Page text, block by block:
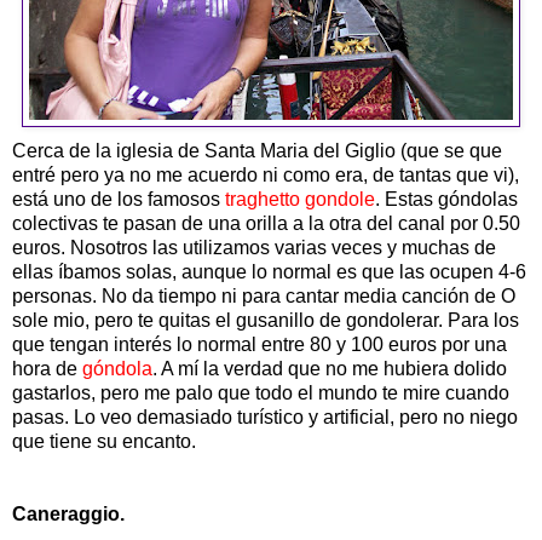
Cerca de la iglesia de Santa Maria del Giglio (que se que
entré pero ya no me acuerdo ni como era, de tantas que vi),
está uno de los famosos traghetto gondole. Estas góndolas
colectivas te pasan de una orilla a la otra del canal por 0.50
euros. Nosotros las utilizamos varias veces y muchas de
ellas íbamos solas, aunque lo normal es que las ocupen 4-6
personas. No da tiempo ni para cantar media canción de O
sole mio, pero te quitas el gusanillo de gondolerar. Para los
que tengan interés lo normal entre 80 y 100 euros por una
hora de góndola. A mí la verdad que no me hubiera dolido
gastarlos, pero me palo que todo el mundo te mire cuando
pasas. Lo veo demasiado turístico y artificial, pero no niego
que tiene su encanto.
Caneraggio.